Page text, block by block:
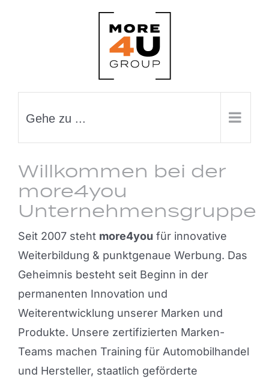
Gehe zu ...
Willkommen bei der
more4you
Unternehmensgruppe
Seit 2007 steht more4you für innovative
Weiterbildung & punktgenaue Werbung. Das
Geheimnis besteht seit Beginn in der
permanenten Innovation und
Weiterentwicklung unserer Marken und
Produkte. Unsere zertifizierten Marken-
Teams machen Training für Automobilhandel
und Hersteller, staatlich geförderte